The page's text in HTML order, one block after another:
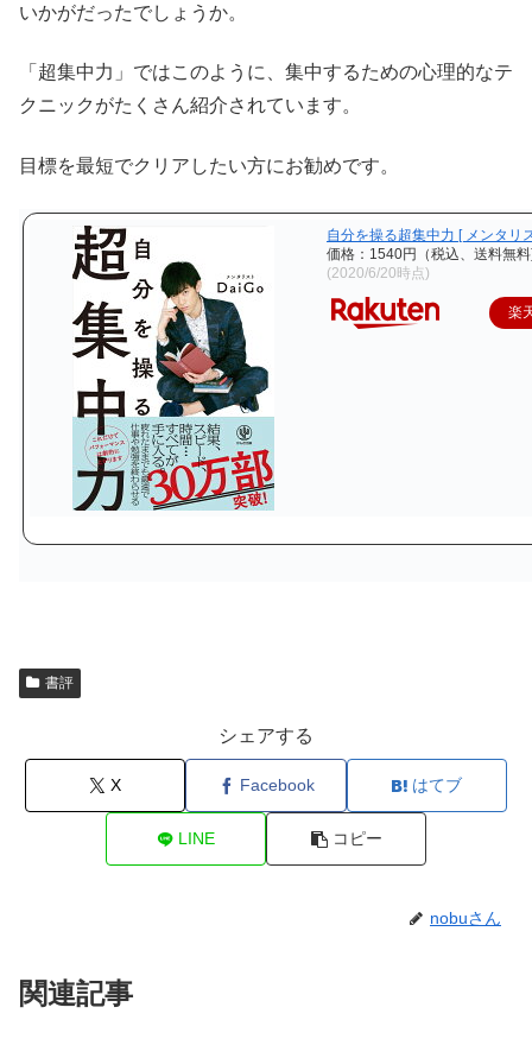
いかがだったでしょうか。
「超集中力」ではこのように、集中するための心理的なテ
クニックがたくさん紹介されています。
目標を最短でクリアしたい方にお勧めです。
自分を操る超集中力 [ メンタリ
価格：1540円（税込、送料無
(2020/6/20時点)
楽
書評
シェアする
X Facebook はてブ
LINE コピー
nobuさん
関連記事